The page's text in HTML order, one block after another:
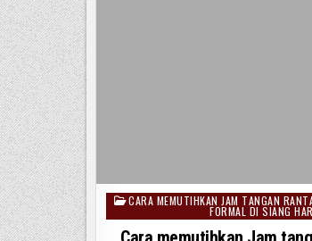
Posted
in
CARA MEMUTIHKAN JAM TANGAN
FORMAL DI SIANG